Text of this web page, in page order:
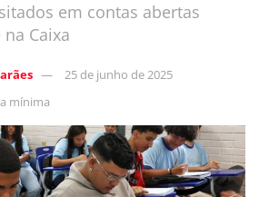
em contas abertas
Caixa
25 de junho de 2025
mínima